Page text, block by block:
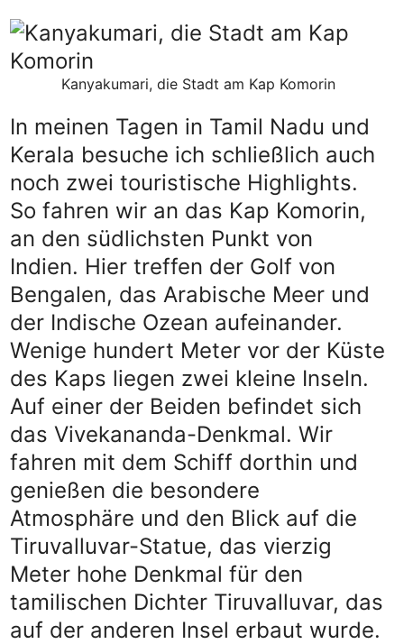
Kanyakumari, die Stadt am Kap Komorin
In meinen Tagen in Tamil Nadu und
Kerala besuche ich schließlich auch
noch zwei touristische Highlights.
So fahren wir an das Kap Komorin,
an den südlichsten Punkt von
Indien. Hier treffen der Golf von
Bengalen, das Arabische Meer und
der Indische Ozean aufeinander.
Wenige hundert Meter vor der Küste
des Kaps liegen zwei kleine Inseln.
Auf einer der Beiden befindet sich
das Vivekananda-Denkmal. Wir
fahren mit dem Schiff dorthin und
genießen die besondere
Atmosphäre und den Blick auf die
Tiruvalluvar-Statue, das vierzig
Meter hohe Denkmal für den
tamilischen Dichter Tiruvalluvar, das
auf der anderen Insel erbaut wurde.